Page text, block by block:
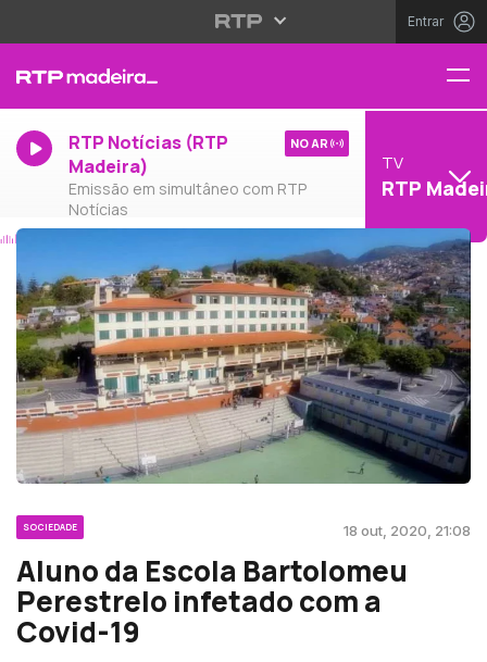
Entrar
RTP Notícias (RTP
Madeira)
Emissão em simultâneo com RTP
Notícias
NO AR
TV
RTP
SOCIEDADE 18 out, 2020, 21:08
Aluno da Escola Bartolomeu
Perestrelo infetado com a
Covid-19